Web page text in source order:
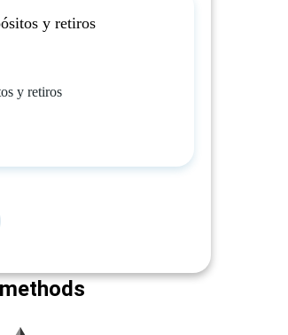
y retiros
y retiros